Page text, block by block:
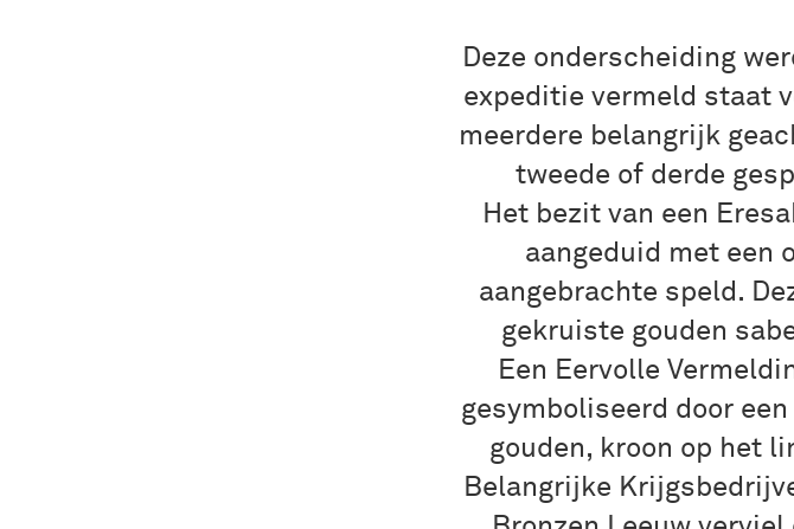
Deze onderscheiding
expeditie vermeld staat
meerdere belangrijk
tweede of derde
Het bezit van een
aangeduid met een
aangebrachte speld.
gekruiste gouden
Een Eervolle
gesymboliseerd door
gouden, kroon op het
Belangrijke